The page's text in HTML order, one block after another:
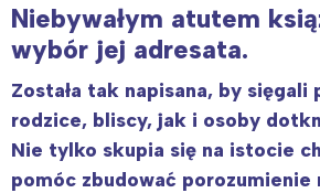
Niebywałym atutem
wybór jej adresata.
Została tak napisana, by sięgali
rodzice, bliscy, jak i osoby
Nie tylko skupia się na istocie
pomóc zbudować porozumienie